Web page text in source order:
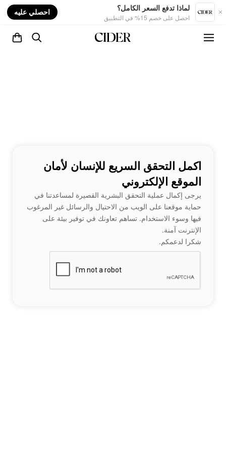
لماذا تدفع السعر الكامل؟
احصل على خصم 15% في التطبيق
احصلي عليه
اكمل التحقق السريع للإنسان لأمان
الموقع الإلكتروني
يرجى إكمال عملية التحقق البشرية القصيرة لمساعدتنا في
حماية موقعنا على الويب من الاحتيال والرسائل غير المرغوب
فيها وسوء الاستخدام. تساهم تعاونك في توفير بيئة على
الإنترنت آمنة.
شكرا لدعمكم.